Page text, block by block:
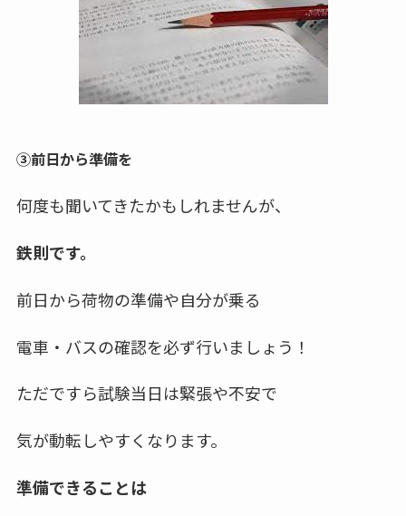
③前日から準備を
何度も聞いてきたかもしれませんが、
鉄則です。
前日から荷物の準備や自分が乗る
電車・バスの確認を必ず行いましょう！
ただですら試験当日は緊張や不安で
気が動転しやすくなります。
準備できることは